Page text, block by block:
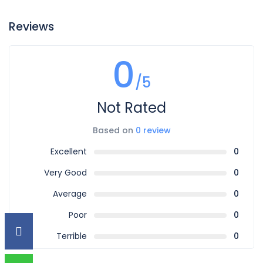
Reviews
0/5
Not Rated
Based on 0 review
Excellent
0
Very Good
0
Average
0
Poor
0
Terrible
0